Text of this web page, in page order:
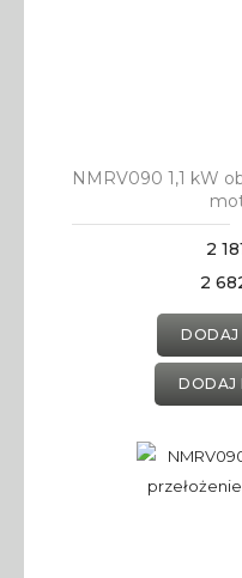
NMRV090 1,1 kW
2
2
DODAJ
DODAJ